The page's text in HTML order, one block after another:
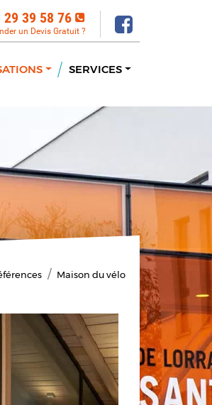
29 39 58 76
un Devis Gratuit ?
SERVICES
Maison du vélo